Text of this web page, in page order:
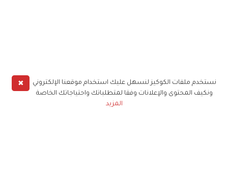
✖
نستخدم ملفات الكوكيز لنسهل عليك استخدام موقعنا الإلكتروني
ونكيف المحتوى والإعلانات وفقا لمتطلباتك واحتياجاتك الخاصة
المزيد